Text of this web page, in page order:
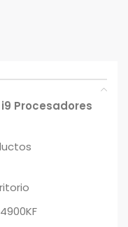
Procesadores